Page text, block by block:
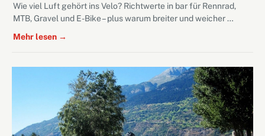
Wie viel Luft gehört ins Velo? Richtwerte in bar für Rennrad,
MTB, Gravel und E-Bike – plus warum breiter und weicher …
Mehr lesen →